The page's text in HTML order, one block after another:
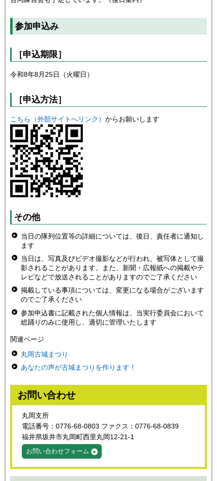
参加申込み
［申込期限］
令和8年8月25日（火曜日）
［申込方法］
こちら（外部サイトへリンク） からお願いします
その他
当日の隊列位置等の詳細については、後日、責任者に通知し
ます
当日は、写真及びビデオ撮影などが行われ、被写体として撮
影されることがあります。また、新聞・広報紙への掲載やテ
レビなどで放送されることがありますのでご了承ください
掲載している事項については、変更になる場合がございます
のでご了承ください
参加申込書に記載された個人情報は、当実行委員会において
総踊りのみに使用し、適切に管理いたします
関連ページ
丸岡古城まつり
あなたの声が古城まつりを作ります！
お問い合わせ
丸岡支所
電話番号：0776-68-0803 ファクス：0776-68-0839
福井県坂井市丸岡町西里丸岡12-21-1
お問い合わせフォーム